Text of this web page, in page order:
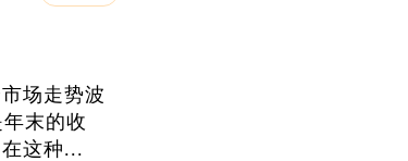
场走势波
末的收
这种...